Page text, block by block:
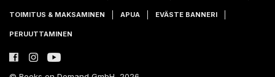
TOIMITUS & MAKSAMINEN APUA EVÄSTE BANNERI
PERUUTTAMINEN